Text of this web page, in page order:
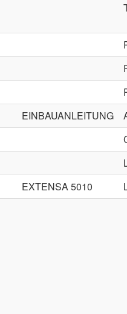
EINBAUANLEITUNG
EXTENSA 5010